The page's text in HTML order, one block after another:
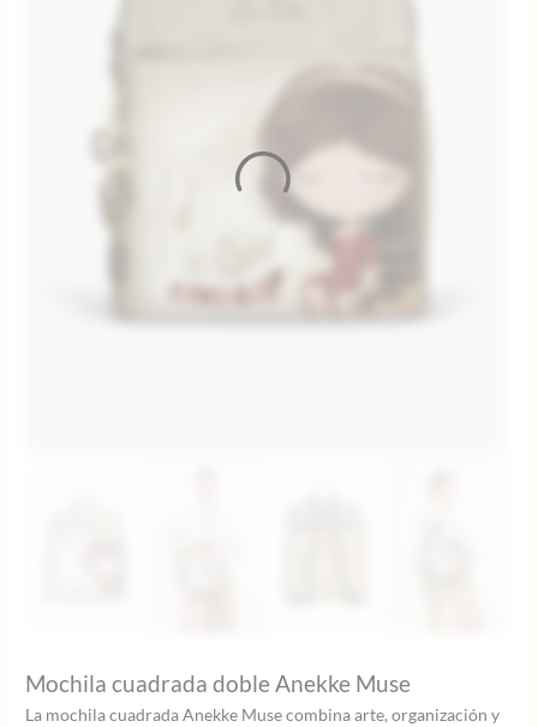
Mochila cuadrada doble Anekke Muse
La mochila cuadrada Anekke Muse combina arte, organización y